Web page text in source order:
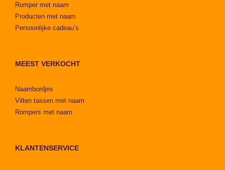
Romper met naam
Producten met naam
Persoonlijke cadeau’s
MEEST VERKOCHT
Naambordjes
Vilten tassen met naam
Rompers met naam
KLANTENSERVICE